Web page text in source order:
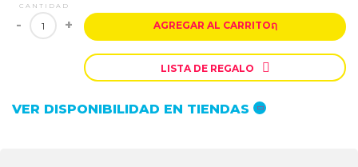
CANTIDAD
- + AGREGAR AL CARRITOຐ
LISTA DE REGALO 
VER DISPONIBILIDAD EN TIENDAS